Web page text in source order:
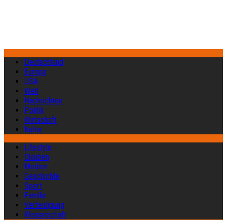
Deutschland
Europa
USA
Welt
Nachrichten
Politik
Wirtschaft
Kultur
Lifestyle
Glauben
Medien
Geschichte
Sport
Familie
Verteidigung
Wissenschaft